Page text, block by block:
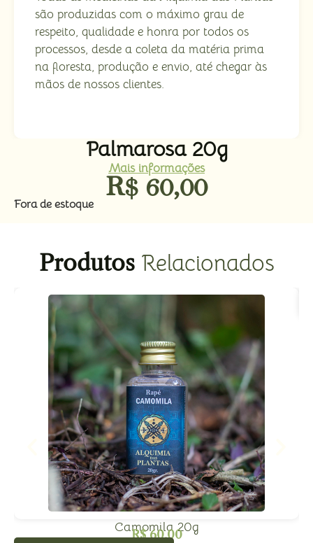
são produzidas com o máximo grau de
respeito, qualidade e honra por todos os
processos, desde a coleta da matéria prima
na floresta, produção e envio, até chegar às
mãos de nossos clientes.
Palmarosa 20g
Mais informações
R$ 60,00
Fora de estoque
Produtos Relacionados
Camomila 20g
R$60,00